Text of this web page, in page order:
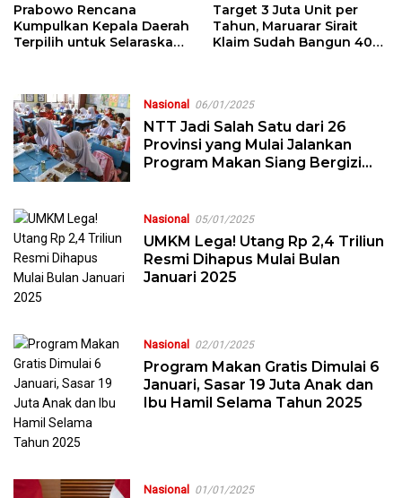
Prabowo Rencana
Kumpulkan Kepala Daerah
Terpilih untuk Selaraskan
Target 3 Juta Unit per
Tahun, Maruarar Sirait
Klaim Sudah Bangun 40
Nasional 06/01/2025
NTT Jadi Salah Satu dari 26
Provinsi yang Mulai Jalankan
Program Makan Siang Bergizi
Nasional 05/01/2025
UMKM Lega! Utang Rp 2,4 Triliun
Resmi Dihapus Mulai Bulan
Januari 2025
Nasional 02/01/2025
Program Makan Gratis Dimulai 6
Januari, Sasar 19 Juta Anak dan
Ibu Hamil Selama Tahun 2025
Nasional 01/01/2025